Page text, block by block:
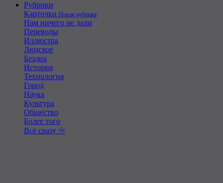
Рубрики
Карточки Новая рубрика
Нам ничего не дали
Переводы
Иллюстра
Людское
Бездна
История
Технология
Город
Наука
Культура
Общество
Более того
Всё сразу ♾️